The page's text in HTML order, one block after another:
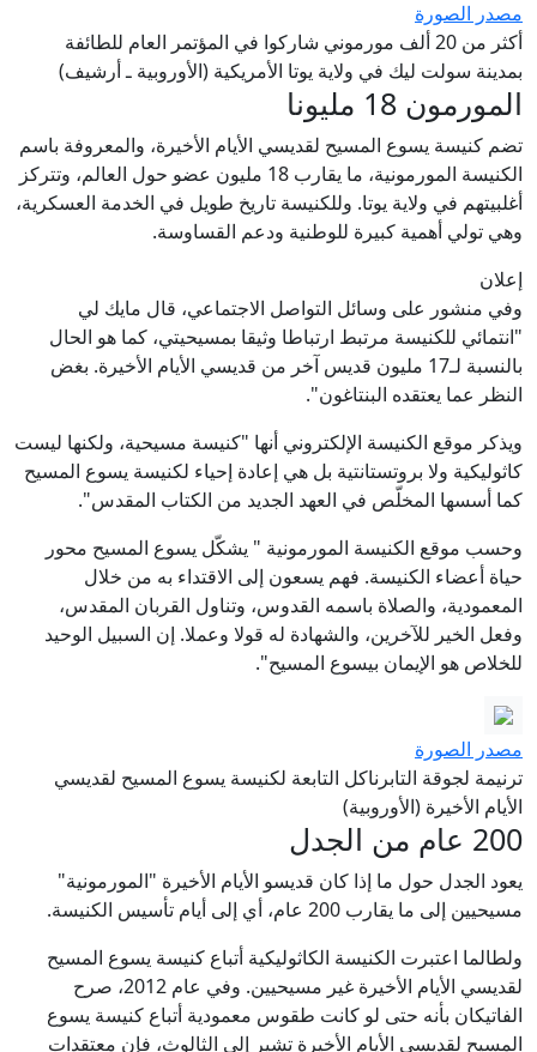
مصدر الصورة
أكثر من 20 ألف مورموني شاركوا في المؤتمر العام للطائفة
بمدينة سولت ليك في ولاية يوتا الأمريكية (الأوروبية ـ أرشيف)
المورمون 18 مليونا
تضم كنيسة يسوع المسيح لقديسي الأيام الأخيرة، والمعروفة باسم
الكنيسة المورمونية، ما يقارب 18 مليون عضو حول العالم، وتتركز
أغلبيتهم في ولاية يوتا. وللكنيسة تاريخ طويل في الخدمة العسكرية،
وهي تولي أهمية كبيرة للوطنية ودعم القساوسة.
إعلان
وفي منشور على وسائل التواصل الاجتماعي، قال مايك لي
"انتمائي للكنيسة مرتبط ارتباطا وثيقا بمسيحيتي، كما هو الحال
بالنسبة لـ17 مليون قديس آخر من قديسي الأيام الأخيرة. بغض
النظر عما يعتقده البنتاغون".
ويذكر موقع الكنيسة الإلكتروني أنها "كنيسة مسيحية، ولكنها ليست
كاثوليكية ولا بروتستانتية بل هي إعادة إحياء لكنيسة يسوع المسيح
كما أسسها المخلّص في العهد الجديد من الكتاب المقدس".
وحسب موقع الكنيسة المورمونية " يشكّل يسوع المسيح محور
حياة أعضاء الكنيسة. فهم يسعون إلى الاقتداء به من خلال
المعمودية، والصلاة باسمه القدوس، وتناول القربان المقدس،
وفعل الخير للآخرين، والشهادة له قولا وعملا. إن السبيل الوحيد
للخلاص هو الإيمان بيسوع المسيح".
مصدر الصورة
ترنيمة لجوقة التابرناكل التابعة لكنيسة يسوع المسيح لقديسي
الأيام الأخيرة (الأوروبية)
200 عام من الجدل
يعود الجدل حول ما إذا كان قديسو الأيام الأخيرة "المورمونية"
مسيحيين إلى ما يقارب 200 عام، أي إلى أيام تأسيس الكنيسة.
ولطالما اعتبرت الكنيسة الكاثوليكية أتباع كنيسة يسوع المسيح
لقديسي الأيام الأخيرة غير مسيحيين. وفي عام 2012، صرح
الفاتيكان بأنه حتى لو كانت طقوس معمودية أتباع كنيسة يسوع
المسيح لقديسي الأيام الأخيرة تشير إلى الثالوث، فإن معتقدات